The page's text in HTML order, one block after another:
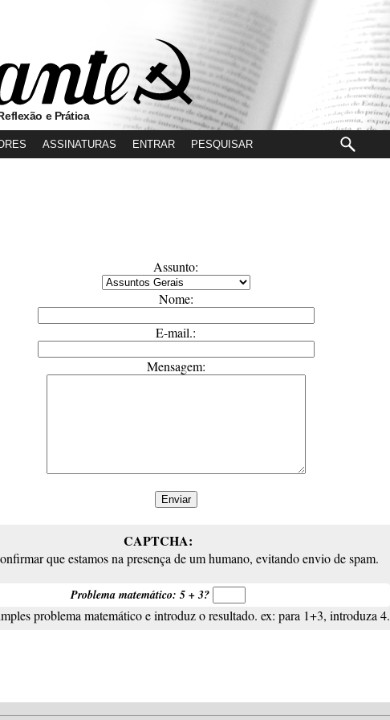
e Prática
ASSINATURAS ENTRAR
Assunto:
Nome:
E-mail.:
Mensagem:
CAPTCHA:
que estamos na presença de um humano, evitando envio de spam.
Problema matemático: 5 + 3?
problema matemático e introduz o resultado. ex: para 1+3, introduza 4.